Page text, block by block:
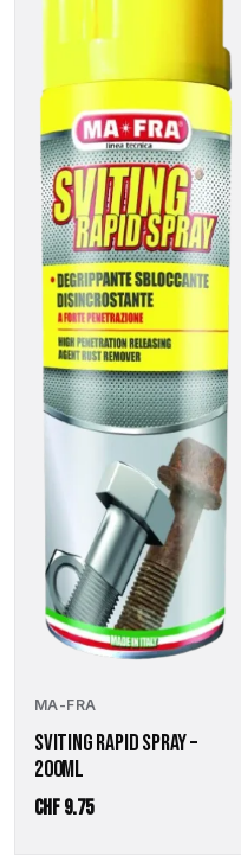
MA-FRA
SVITING RAPID SPRAY –
200ML
CHF9.75